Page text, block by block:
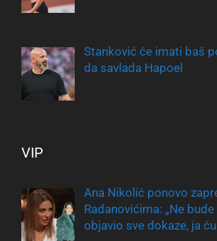
Stanković će imati baš
da savlada Hapoel
VIP
Ana Nikolić ponovo
Radanovićima: „Ne
objavio sve dokaze, ja